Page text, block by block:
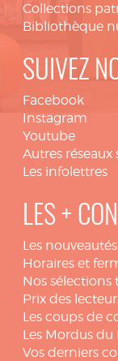
Collections
Bibliothèque
SUIVEZ
Facebook
Instagram
Youtube
Autres réseaux
Les infolettres
LES +
Les nouveautés
Horaires et
Nos
Prix des
Les coups de
Les Mordus du
Vos derniers